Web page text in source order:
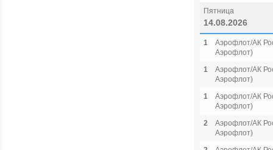
Пятница
14.08.2026
1
Аэрофлот/АК
Аэрофлот)
1
Аэрофлот/АК
Аэрофлот)
1
Аэрофлот/АК
Аэрофлот)
2
Аэрофлот/АК
Аэрофлот)